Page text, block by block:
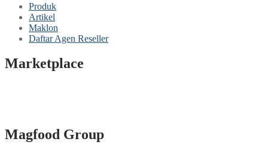
Produk
Artikel
Maklon
Daftar Agen Reseller
Marketplace
Magfood Group